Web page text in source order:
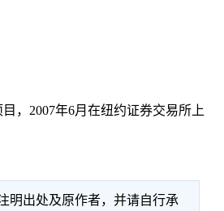
，2007年6月在纽约证券交易所上
明出处及原作者，并请自行承